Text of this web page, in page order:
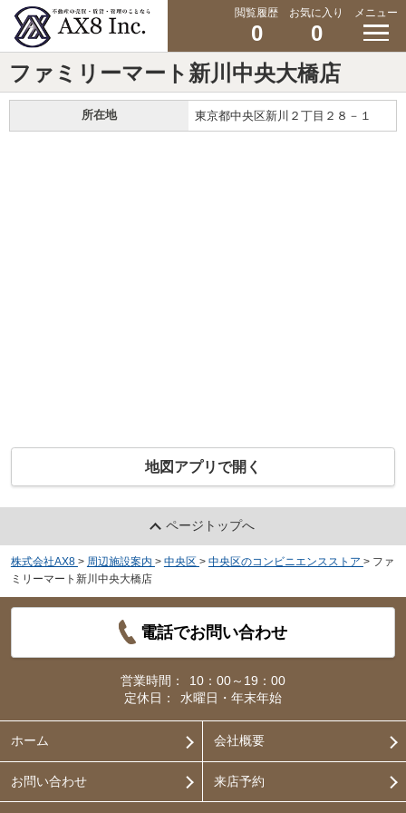
閲覧履歴
0
お気に入り
0
メニュー
ファミリーマート新川中央大橋店
所在地 東京都中央区新川２丁目２８－１
地図アプリで開く
ページトップへ
株式会社AX8 > 周辺施設案内 > 中央区 > 中央区のコンビニエンスストア > ファ
ミリーマート新川中央大橋店
電話でお問い合わせ
営業時間：
10：00～19：00
定休日：
水曜日・年末年始
ホーム 会社概要
お問い合わせ 来店予約